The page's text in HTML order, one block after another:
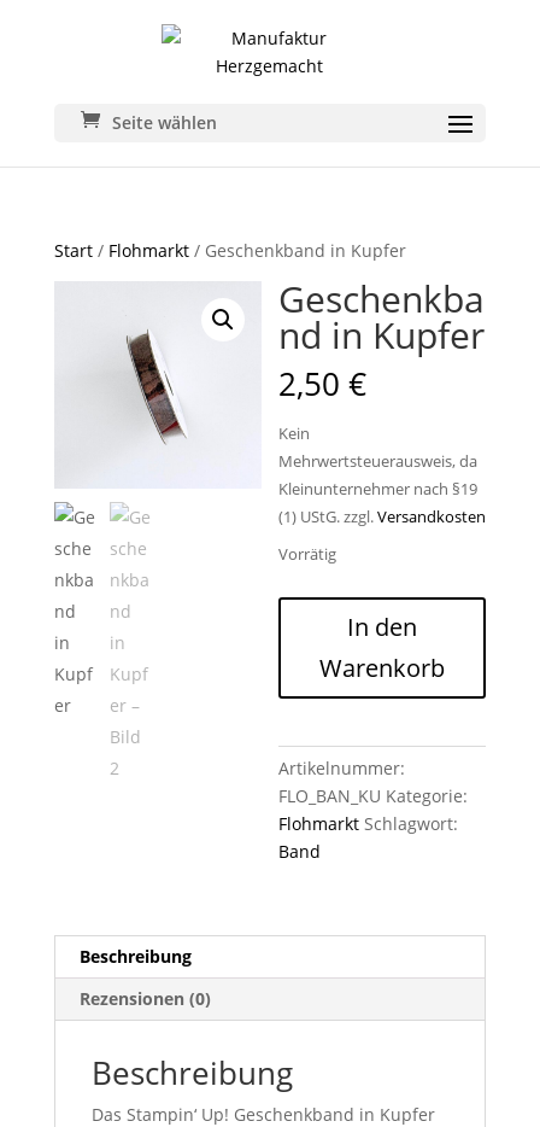
Seite wählen
Start/ Flohmarkt/ Geschenkband in Kupfer
Geschenkba
nd in Kupfer
2,50€
Kein
Mehrwertsteuerausweis, da
Kleinunternehmer nach §19
(1) UStG.zzgl.Versandkosten
Vorrätig
Kupfer
Menge
In den
Warenkorb
Artikelnummer:
FLO_BAN_KU Kategorie:
Flohmarkt Schlagwort:
Band
Beschreibung
Rezensionen (0)
Beschreibung
Das Stampin‘ Up! Geschenkband in Kupfer